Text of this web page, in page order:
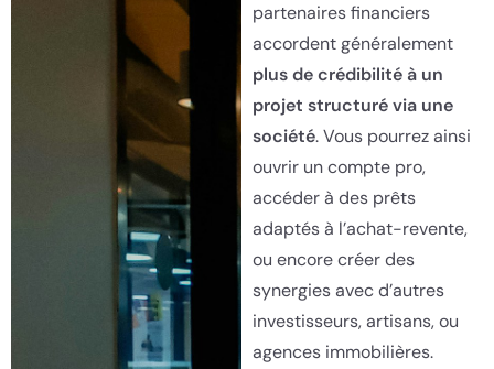
partenaires financiers
accordent généralement
plus de crédibilité à un
projet structuré via une
société. Vous pourrez ainsi
ouvrir un compte pro,
accéder à des prêts
adaptés à l’achat-revente,
ou encore créer des
synergies avec d’autres
investisseurs, artisans, ou
agences immobilières.